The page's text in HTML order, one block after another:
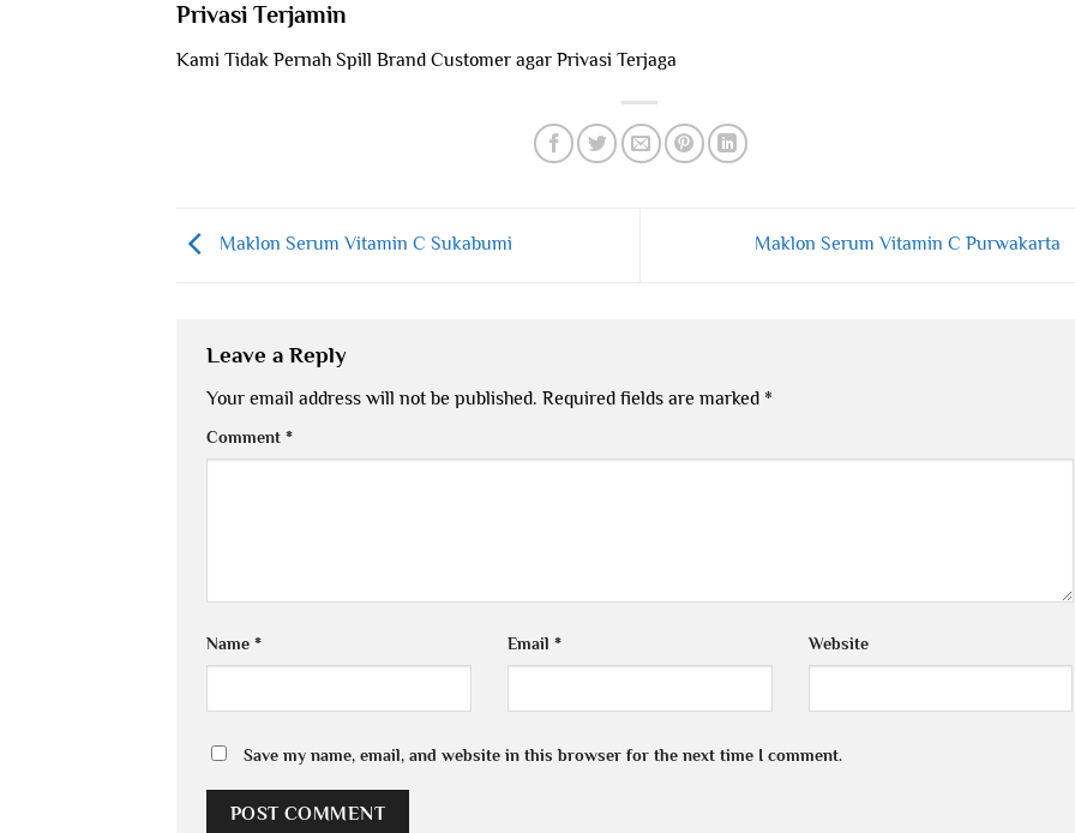
Privasi Terjamin
Kami Tidak Pernah Spill Brand Customer agar Privasi Terjaga
Maklon Serum Vitamin C Sukabumi Maklon Serum Vitamin C Purwakarta
Leave a Reply
Your email address will not be published. Required fields are marked *
Comment *
Name * Email * Website
Save my name, email, and website in this browser for the next time I comment.